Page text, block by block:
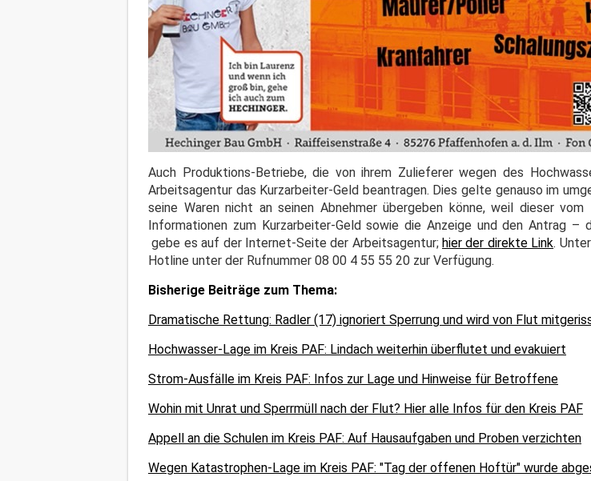
Auch Produktions-Betriebe, die von ihrem Zulieferer wegen des
Arbeitsagentur das Kurzarbeiter-Geld beantragen. Dies gelte genauso im
seine Waren nicht an seinen Abnehmer übergeben könne, weil dieser
Informationen zum Kurzarbeiter-Geld sowie die Anzeige und den Antrag –
gebe es auf der Internet-Seite der Arbeitsagentur; hier der direkte Link.
Hotline unter der Rufnummer 08 00 4 55 55 20 zur Verfügung.
Bisherige Beiträge zum Thema:
Dramatische Rettung: Radler (17) ignoriert Sperrung und wird von Flut
Hochwasser-Lage im Kreis PAF: Lindach weiterhin überflutet und evakuiert
Strom-Ausfälle im Kreis PAF: Infos zur Lage und Hinweise für Betroffene
Wohin mit Unrat und Sperrmüll nach der Flut? Hier alle Infos für den Kreis PAF
Appell an die Schulen im Kreis PAF: Auf Hausaufgaben und Proben verzichten
Wegen Katastrophen-Lage im Kreis PAF: "Tag der offenen Hoftür" wurde